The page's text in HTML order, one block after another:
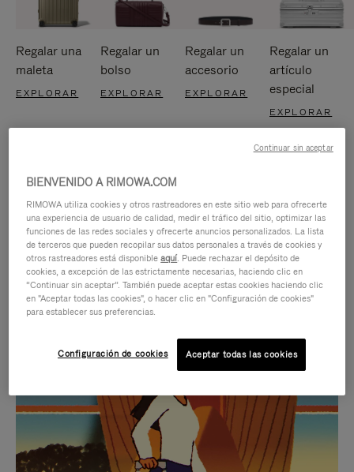
Regalar una
maleta
EXPLORAR
Regalar un
bolso
EXPLORAR
Regalar un
accesorio
EXPLORAR
Regalar un
artículo
especial
EXPLORAR
VÍDEO
NO
ESTÁ
PAUSADO,
SONIDO
DEL
VÍDEO
ESTÁ
IDAS DE REGALO CUIDADOSAMENTE ELEGIDAS
Encuentre su compañero de
viaje ideal
BIENVENIDO A RIMOWA.COM
RIMOWA utiliza cookies y otros rastreadores en este sitio web para ofrecerte
una experiencia de usuario de calidad, medir el tráfico del sitio, optimizar las
funciones de las redes sociales y ofrecerte anuncios personalizados. La lista
de terceros que pueden recopilar sus datos personales a través de cookies y
otros rastreadores está disponibleaquí. Puede rechazar el depósito de
cookies, a excepción de las estrictamente necesarias, haciendo clic en
“Continuar sin aceptar”. También puede aceptar estas cookies haciendo clic
en "Aceptar todas las cookies", o hacer clic en "Configuración de cookies"
para establecer sus preferencias.
Configuración de cookies Aceptar todas las cookies
Continuar sin aceptar